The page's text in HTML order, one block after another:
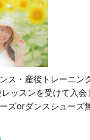
ス・産後トレーニン
レッスンを受けて入
ズorダンスシューズ